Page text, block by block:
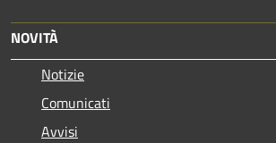
NOVITÀ
Notizie
Comunicati
Avvisi